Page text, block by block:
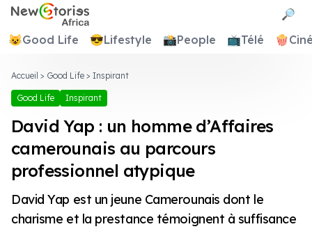
Newstories Africa
🔎
😺Good Life 😎Lifestyle 📸People 📺Télé 🍿
Accueil > Good Life > Inspirant
Good Life Inspirant
David Yap : un homme d’Affaires
camerounais au parcours
professionnel atypique
David Yap est un jeune Camerounais dont le
charisme et la prestance témoignent à suffisance